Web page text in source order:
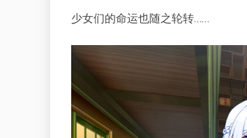
少女们的命运也随之轮转……